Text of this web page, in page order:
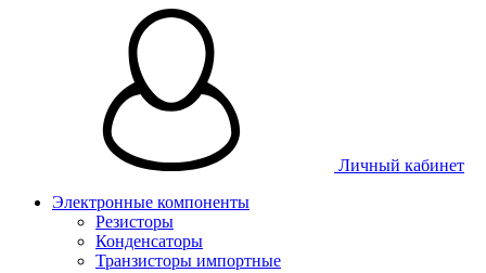
Личный кабинет
Электронные компоненты
Резисторы
Конденсаторы
Транзисторы импортные